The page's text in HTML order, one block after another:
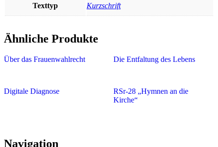
Texttyp Kurzschrift
Ähnliche Produkte
Über das Frauenwahlrecht Die Entfaltung des Lebens
Digitale Diagnose
RSr-28 „Hymnen an die
Kirche“
Navigation